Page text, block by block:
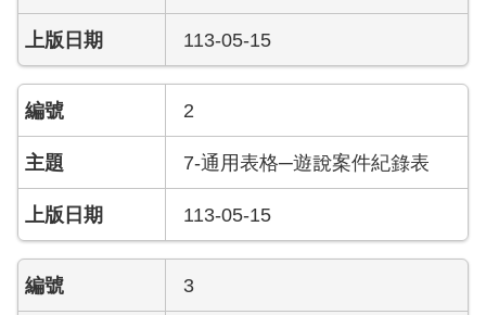
下
載
專
區
民
力
園
地
政
113-05-15
2
7-通用表格─遊說案件紀錄表
113-05-15
3